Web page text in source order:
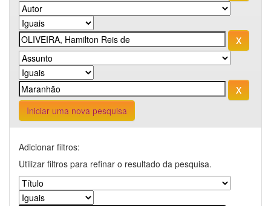
Iniciar uma nova pesquisa
Adicionar filtros:
Utilizar filtros para refinar o resultado da pesquisa.